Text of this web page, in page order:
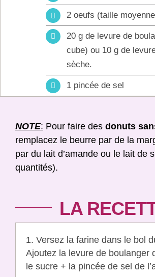
2 oeufs (taille
20 g de levure de
cube) ou 10 g de
sèche.
1 pincée de sel
NOTE: Pour faire des donuts
remplacez le beurre par de la
par du lait d’amande ou le lait de
quantités).
LA
1. Versez la farine dans le bol
Ajoutez la levure de boulanger
le sucre + la pincée de sel de